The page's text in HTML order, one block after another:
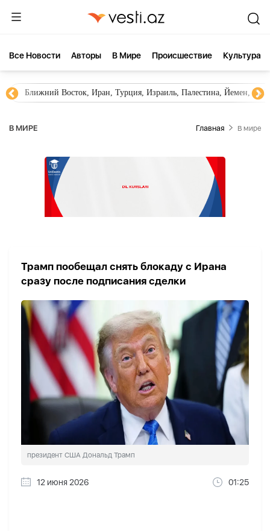
Все Новости Aвторы В Мире Происшествие Культура
Ближний Восток, Иран, Турция, Израиль, Палестина, Йемен,
В МИРЕ Главная В мире
Трамп пообещал снять блокаду с Ирана
сразу после подписания сделки
президент США Дональд Трамп
12 июня 2026 01:25